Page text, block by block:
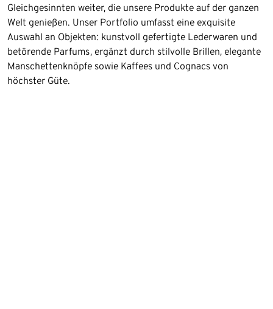
Gleichgesinnten weiter, die unsere Produkte auf der ganzen
Welt genießen. Unser Portfolio umfasst eine exquisite
Auswahl an Objekten: kunstvoll gefertigte Lederwaren und
betörende Parfums, ergänzt durch stilvolle Brillen, elegante
Manschettenknöpfe sowie Kaffees und Cognacs von
höchster Güte.